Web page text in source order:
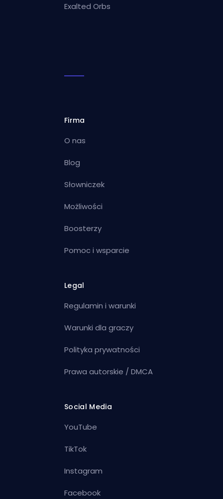
Exalted Orbs
Firma
O nas
Blog
Słowniczek
Możliwości
Boosterzy
Pomoc i wsparcie
Legal
Regulamin i warunki
Warunki dla graczy
Polityka prywatności
Prawa autorskie / DMCA
Social Media
YouTube
TikTok
Instagram
Facebook